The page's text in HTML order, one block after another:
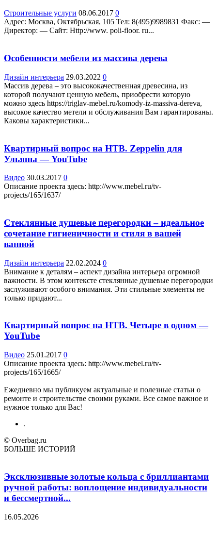
Строительные услуги 08.06.2017 0
Адрес: Москва, Октябрьская, 105 Teл: 8(495)9989831 Факс: —
Директор: — Сайт: Http://www. poli-floor. ru...
Особенности мебели из массива дерева
Дизайн интерьера 29.03.2022 0
Массив дерева – это высококачественная древесина, из
которой получают ценную мебель, приобрести которую
можно здесь https://triglav-mebel.ru/komody-iz-massiva-dereva,
высокое качество метели и обслуживания Вам гарантированы.
Каковы характеристики...
Квартирный вопрос на НТВ. Zeppelin для
Ульяны — YouTube
Видео 30.03.2017 0
Описание проекта здесь: http://www.mebel.ru/tv-
projects/165/1637/
Стеклянные душевые перегородки – идеальное
сочетание гигиеничности и стиля в вашей
ванной
Дизайн интерьера 22.02.2024 0
Внимание к деталям – аспект дизайна интерьера огромной
важности. В этом контексте стеклянные душевые перегородки
заслуживают особого внимания. Эти стильные элементы не
только придают...
Квартирный вопрос на НТВ. Четыре в одном —
YouTube
Видео 25.01.2017 0
Описание проекта здесь: http://www.mebel.ru/tv-
projects/165/1665/
Ежедневно мы публикуем актуальные и полезные статьи о
ремонте и строительстве своими руками. Все самое важное и
нужное только для Вас!
.
© Overbag.ru
БОЛЬШЕ ИСТОРИЙ
Эксклюзивные золотые кольца с бриллиантами
ручной работы: воплощение индивидуальности
и бессмертной...
16.05.2026